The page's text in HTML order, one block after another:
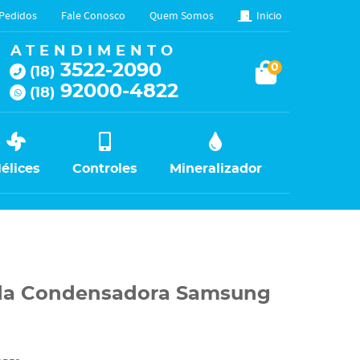
Fale Conosco Quem Somos Inicio
ATENDIMENTO
(18) 3522-2090
(18) 92000-4822
0
Controles Mineralizador
Condensadora Samsung